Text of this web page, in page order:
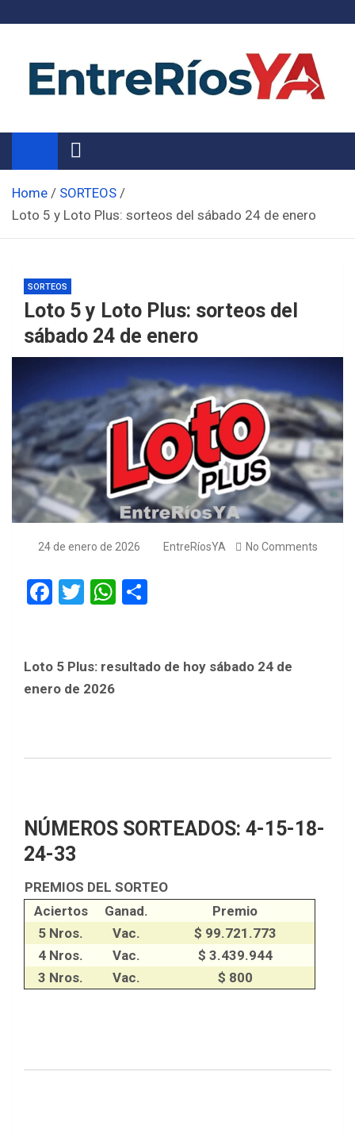
Noticias de Entre Ríos
Información de toda la provincia ahora
Home
SORTEOS
Loto 5 y Loto Plus: sorteos del sábado 24 de enero
SORTEOS
Loto 5 y Loto Plus: sorteos del
sábado 24 de enero
24 de enero de 2026 EntreRíosYA No Comments
F
b
o
T
er
W
s
e
Loto 5 Plus: resultado de hoy sábado 24 de
enero de 2026
NÚMEROS SORTEADOS: 4-15-18-
24-33
PREMIOS DEL SORTEO
Aciertos
Ganad.
Premio
5 Nros.
Vac.
$ 99.721.773
4 Nros.
Vac.
$ 3.439.944
3 Nros.
Vac. $ 800